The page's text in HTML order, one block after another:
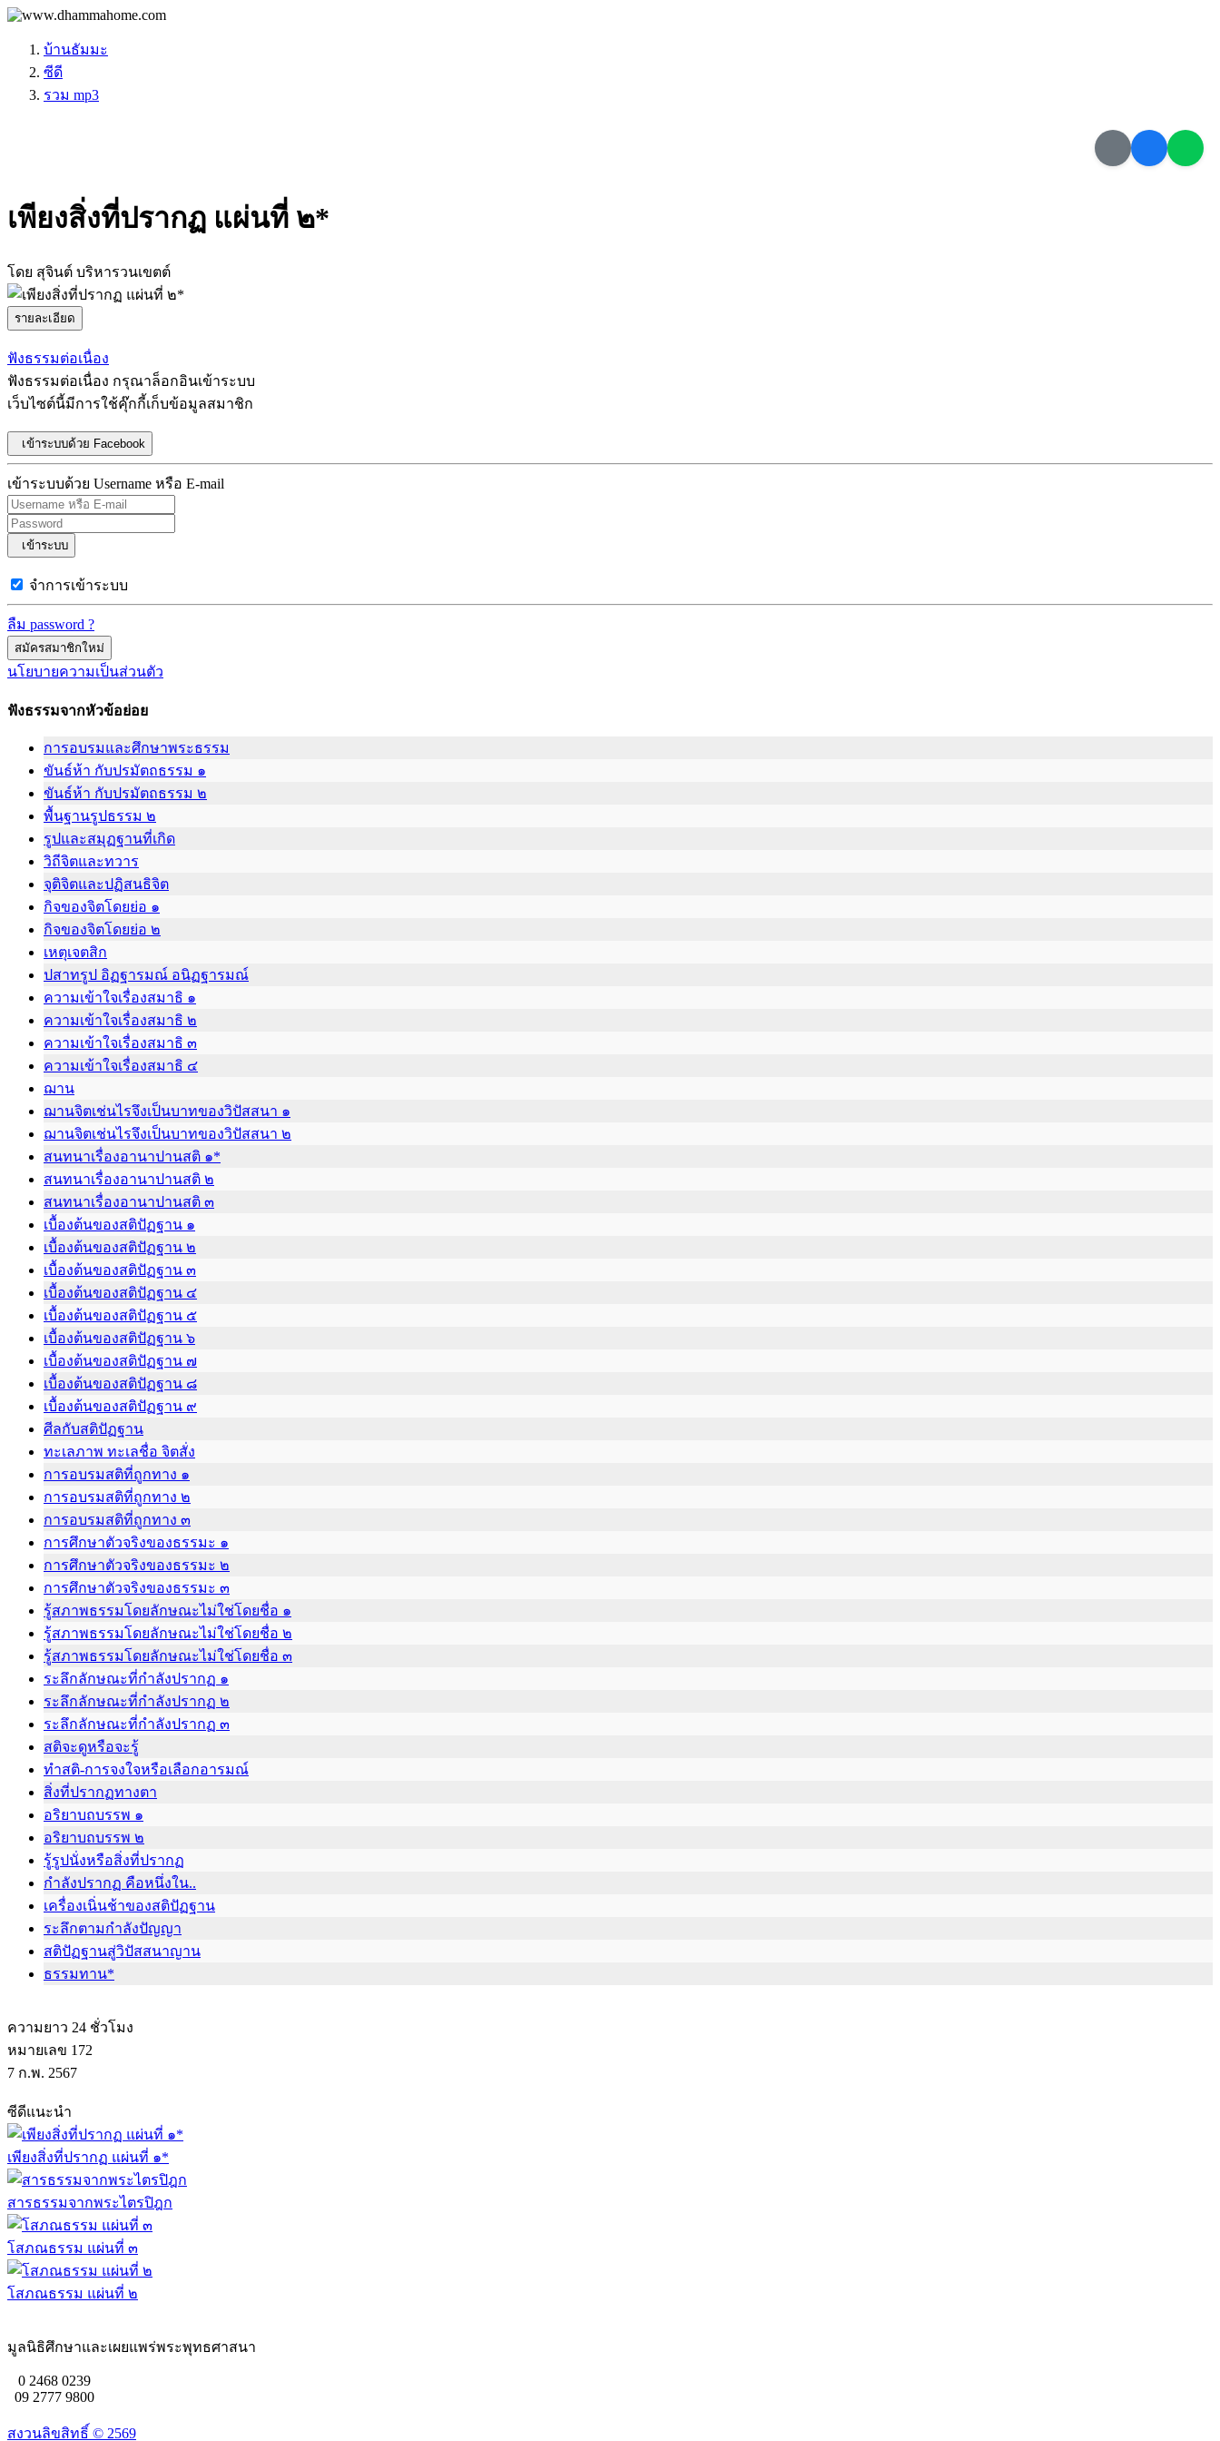
บ้านธัมมะ
ซีดี
รวม mp3
เพียงสิ่งที่ปรากฏ แผ่นที่ ๒*
โดย สุจินต์ บริหารวนเขตต์
รายละเอียด
ฟังธรรมต่อเนื่อง
ฟังธรรมต่อเนื่อง กรุณาล็อกอินเข้าระบบ
เว็บไซต์นี้มีการใช้คุ๊กกี้เก็บข้อมูลสมาชิก
เข้าระบบด้วย Facebook
เข้าระบบด้วย Username หรือ E-mail
เข้าระบบ
จำการเข้าระบบ
ลืม password ?
สมัครสมาชิกใหม่
นโยบายความเป็นส่วนตัว
ฟังธรรมจากหัวข้อย่อย
การอบรมและศึกษาพระธรรม
ขันธ์ห้า กับปรมัตถธรรม ๑
ขันธ์ห้า กับปรมัตถธรรม ๒
พื้นฐานรูปธรรม ๒
รูปและสมุฏฐานที่เกิด
วิถีจิตและทวาร
จุติจิตและปฏิสนธิจิต
กิจของจิตโดยย่อ ๑
กิจของจิตโดยย่อ ๒
เหตุเจตสิก
ปสาทรูป อิฏฐารมณ์ อนิฏฐารมณ์
ความเข้าใจเรื่องสมาธิ ๑
ความเข้าใจเรื่องสมาธิ ๒
ความเข้าใจเรื่องสมาธิ ๓
ความเข้าใจเรื่องสมาธิ ๔
ฌาน
ฌานจิตเช่นไรจึงเป็นบาทของวิปัสสนา ๑
ฌานจิตเช่นไรจึงเป็นบาทของวิปัสสนา ๒
สนทนาเรื่องอานาปานสติ ๑*
สนทนาเรื่องอานาปานสติ ๒
สนทนาเรื่องอานาปานสติ ๓
เบื้องต้นของสติปัฏฐาน ๑
เบื้องต้นของสติปัฏฐาน ๒
เบื้องต้นของสติปัฏฐาน ๓
เบื้องต้นของสติปัฏฐาน ๔
เบื้องต้นของสติปัฏฐาน ๕
เบื้องต้นของสติปัฏฐาน ๖
เบื้องต้นของสติปัฏฐาน ๗
เบื้องต้นของสติปัฏฐาน ๘
เบื้องต้นของสติปัฏฐาน ๙
ศีลกับสติปัฏฐาน
ทะเลภาพ ทะเลชื่อ จิตสั่ง
การอบรมสติที่ถูกทาง ๑
การอบรมสติที่ถูกทาง ๒
การอบรมสติที่ถูกทาง ๓
การศึกษาตัวจริงของธรรมะ ๑
การศึกษาตัวจริงของธรรมะ ๒
การศึกษาตัวจริงของธรรมะ ๓
รู้สภาพธรรมโดยลักษณะไม่ใช่โดยชื่อ ๑
รู้สภาพธรรมโดยลักษณะไม่ใช่โดยชื่อ ๒
รู้สภาพธรรมโดยลักษณะไม่ใช่โดยชื่อ ๓
ระลึกลักษณะที่กำลังปรากฏ ๑
ระลึกลักษณะที่กำลังปรากฏ ๒
ระลึกลักษณะที่กำลังปรากฏ ๓
สติจะดูหรือจะรู้
ทำสติ-การจงใจหรือเลือกอารมณ์
สิ่งที่ปรากฏทางตา
อริยาบถบรรพ ๑
อริยาบถบรรพ ๒
รู้รูปนั่งหรือสิ่งที่ปรากฏ
กำลังปรากฏ คือหนึ่งใน..
เครื่องเนิ่นช้าของสติปัฏฐาน
ระลึกตามกำลังปัญญา
สติปัฏฐานสู่วิปัสสนาญาน
ธรรมทาน*
ความยาว 24 ชั่วโมง
หมายเลข 172
7 ก.พ. 2567
ซีดีแนะนำ
เพียงสิ่งที่ปรากฏ แผ่นที่ ๑*
สารธรรมจากพระไตรปิฎก
โสภณธรรม แผ่นที่ ๓
โสภณธรรม แผ่นที่ ๒
มูลนิธิศึกษาและเผยแพร่พระพุทธศาสนา
0 2468 0239
09 2777 9800
สงวนลิขสิทธิ์ © 2569